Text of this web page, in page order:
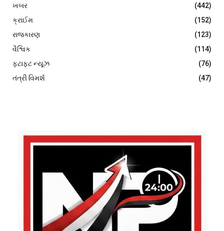
ખબર
(442)
ક્રાઈમ
(152)
રાજકારણ
(123)
વૈશ્વિક
(114)
ફટાફટ ન્યૂઝ
(76)
તંત્રી વિમર્શ
(47)